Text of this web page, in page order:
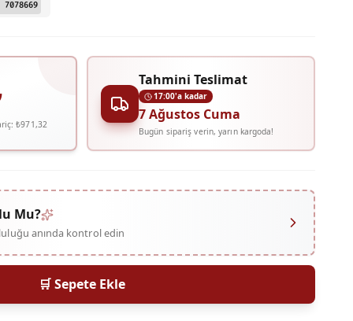
₺971,32
Tahmini Teslimat
17:00'a kadar
7 Ağustos Cuma
Bugün sipariş verin, yarın kargoda!
Mu?
anında kontrol edin
🛒 Sepete Ekle